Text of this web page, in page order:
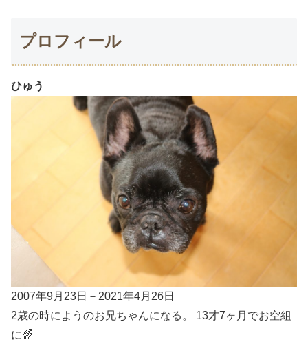
プロフィール
ひゅう
2007年9月23日－2021年4月26日
2歳の時にようのお兄ちゃんになる。 13才7ヶ月でお空組
に🌈